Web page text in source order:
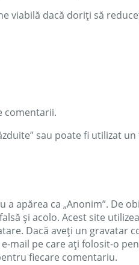
viabilă dacă doriți să
comentarii.
sau poate fi utilizat
apărea ca „Anonim”. De
și acolo. Acest site
Dacă aveți un gravatar
mail pe care ați folosit-o
fiecare comentariu.